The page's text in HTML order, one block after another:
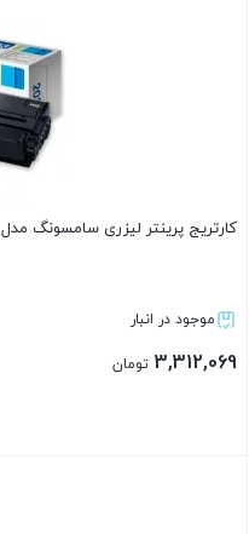
کارتریج پرینتر لیزری سامسونگ مدل 203
موجود در انبار
3,312,069 تومان